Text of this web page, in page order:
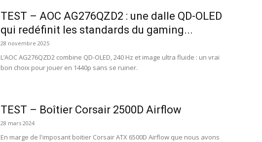
TEST – AOC AG276QZD2 : une dalle QD-OLED
qui redéfinit les standards du gaming...
28 novembre 2025
L’AOC AG276QZD2 combine QD-OLED, 240 Hz et image ultra fluide : un vrai
bon choix pour jouer en 1440p sans se ruiner.
TEST – Boîtier Corsair 2500D Airflow
28 mars 2024
En marge de l'imposant boitier Corsair ATX 6500D Airflow que nous avons